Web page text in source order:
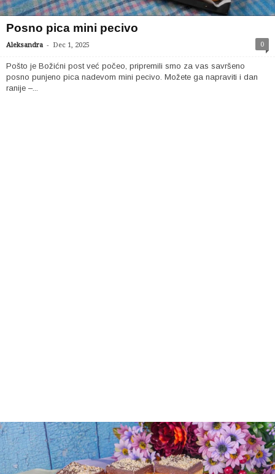
Posno pica mini pecivo
Aleksandra - Dec 1, 2025 0
Pošto je Božićni post već počeo, pripremili smo za vas savršeno
posno punjeno pica nadevom mini pecivo. Možete ga napraviti i dan
ranije –...